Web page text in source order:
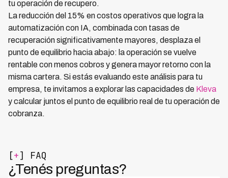
tu operación de recupero.
La reducción del 15% en costos operativos que logra la
automatización con IA, combinada con tasas de
recuperación significativamente mayores, desplaza el
punto de equilibrio hacia abajo: la operación se vuelve
rentable con menos cobros y genera mayor retorno con la
misma cartera. Si estás evaluando este análisis para tu
empresa, te invitamos a explorar las capacidades de Kleva
y calcular juntos el punto de equilibrio real de tu operación de
cobranza.
[+] FAQ
¿Tenés preguntas?